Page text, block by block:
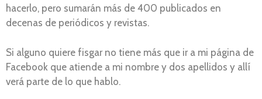
hacerlo, pero sumarán más de 400 publicados en
decenas de periódicos y revistas.
Si alguno quiere fisgar no tiene más que ir a mi página de
Facebook que atiende a mi nombre y dos apellidos y allí
verá parte de lo que hablo.